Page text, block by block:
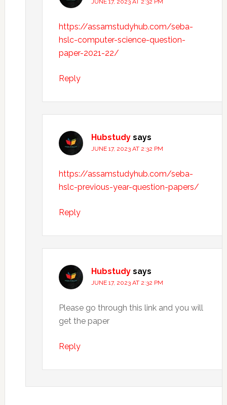
https://assamstudyhub.com/seba-
hslc-computer-science-question-
paper-2021-22/
Reply
Hubstudy says
JUNE 17, 2023 AT 2:32 PM
https://assamstudyhub.com/seba-
hslc-previous-year-question-papers/
Reply
Hubstudy says
JUNE 17, 2023 AT 2:32 PM
Please go through this link and you will
get the paper
Reply